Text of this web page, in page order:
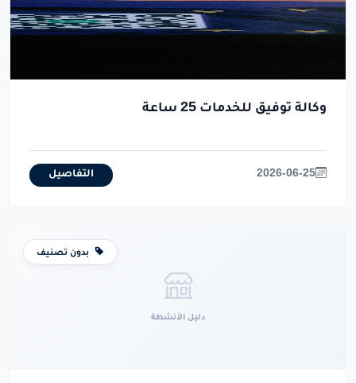
وكالة توفيق للخدمات 25 ساعة
2026-06-25 التفاصيل
دليل الأنشطة
بدون تصنيف